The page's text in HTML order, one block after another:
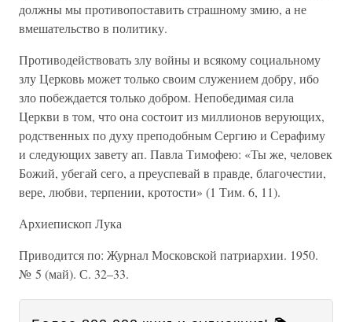
должны мы противопоставить страшному змию, а не
вмешательство в политику.
Противодействовать злу войны и всякому социальному
злу Церковь может только своим служением добру, ибо
зло побеждается только добром. Непобедимая сила
Церкви в том, что она состоит из миллионов верующих,
родственных по духу преподобным Сергию и Серафиму
и следующих завету ап. Павла Тимофею: «Ты же, человек
Божий, убегай сего, а преуспевай в правде, благочестии,
вере, любви, терпении, кротости» (1 Тим. 6, 11).
Архиепископ Лука
Приводится по: Журнал Московской патриархии. 1950.
№ 5 (май). С. 32–33.